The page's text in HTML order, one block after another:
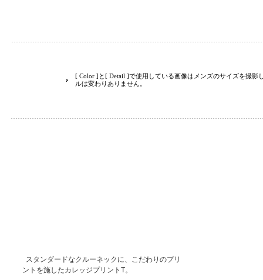
[ Color ]と[ Detail ]で使用している画像はメンズのサイズを撮影
ルは変わりありません。
スタンダードなクルーネックに、こだわりのプリ
ントを施したカレッジプリントT。